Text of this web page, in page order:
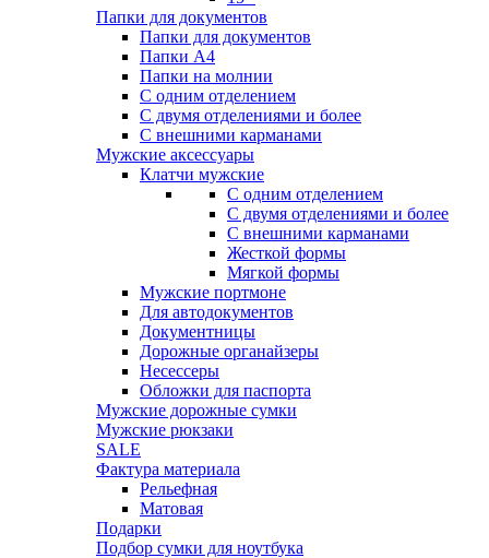
Папки для документов
Папки для документов
Папки А4
Папки на молнии
С одним отделением
С двумя отделениями и более
С внешними карманами
Мужские аксессуары
Клатчи мужские
С одним отделением
С двумя отделениями и более
С внешними карманами
Жесткой формы
Мягкой формы
Мужские портмоне
Для автодокументов
Документницы
Дорожные органайзеры
Несессеры
Обложки для паспорта
Мужские дорожные сумки
Мужские рюкзаки
SALE
Фактура материала
Рельефная
Матовая
Подарки
Подбор сумки для ноутбука